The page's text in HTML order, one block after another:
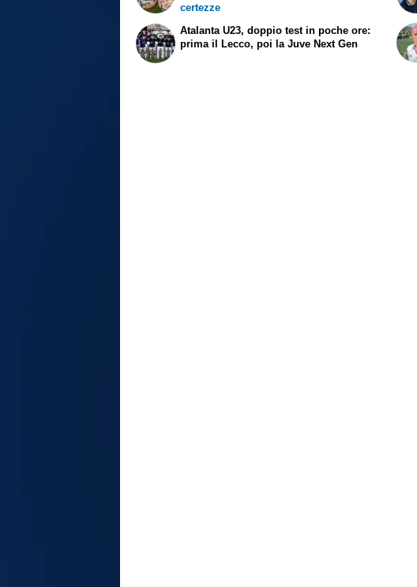
certezze
Atalanta U23, doppio test in poche ore:
prima il Lecco, poi la Juve Next Gen